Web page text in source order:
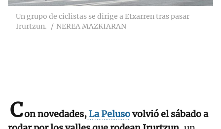
Un grupo de ciclistas se dirige a Etxarren tras pasar
Irurtzun.
NEREA MAZKIARAN
Con novedades,La Pelusovolvió el sábado a